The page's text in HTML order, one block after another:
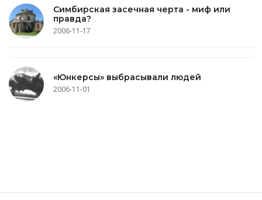
Симбирская засечная черта - миф или
правда?
2006-11-17
«Юнкерсы» выбрасывали людей
2006-11-01